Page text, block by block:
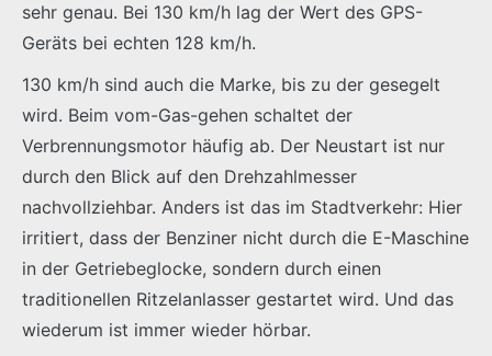
sehr genau. Bei 130 km/h lag der Wert des GPS-
Geräts bei echten 128 km/h.
130 km/h sind auch die Marke, bis zu der gesegelt
wird. Beim vom-Gas-gehen schaltet der
Verbrennungsmotor häufig ab. Der Neustart ist nur
durch den Blick auf den Drehzahlmesser
nachvollziehbar. Anders ist das im Stadtverkehr: Hier
irritiert, dass der Benziner nicht durch die E-Maschine
in der Getriebeglocke, sondern durch einen
traditionellen Ritzelanlasser gestartet wird. Und das
wiederum ist immer wieder hörbar.